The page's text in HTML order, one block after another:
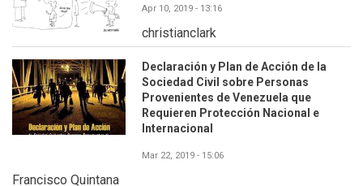
Apr 10, 2019 - 13:16
christianclark
Declaración y Plan de Acción de la
Sociedad Civil sobre Personas
Provenientes de Venezuela que
Requieren Protección Nacional e
Internacional
Mar 22, 2019 - 15:06
Francisco Quintana